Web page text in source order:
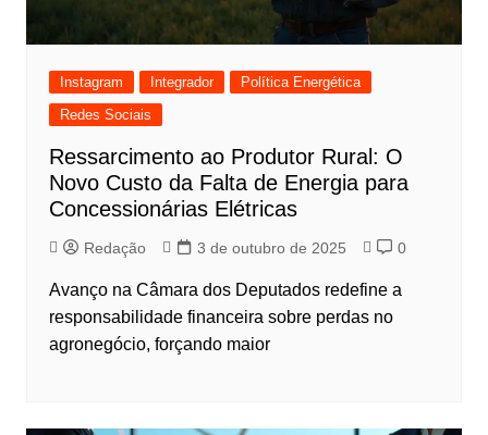
Instagram Integrador
Política Energética
Redes Sociais
Ressarcimento ao Produtor Rural: O
Novo Custo da Falta de Energia para
Concessionárias Elétricas
Redação 3 de outubro de 2025 0
Avanço na Câmara dos Deputados redefine a
responsabilidade financeira sobre perdas no
agronegócio, forçando maior